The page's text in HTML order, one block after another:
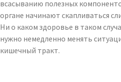
всасыванию полезных
органе начинают скапливаться
Ни о каком здоровье в таком
нужно немедленно менять
кишечный тракт.